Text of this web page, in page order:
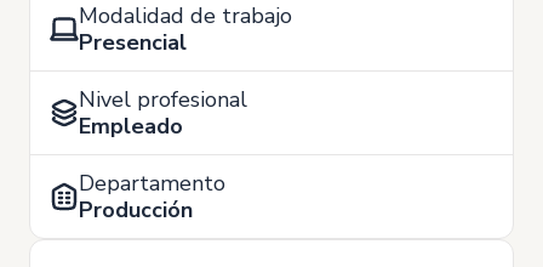
Modalidad de trabajo
Presencial
Nivel profesional
Empleado
Departamento
Producción